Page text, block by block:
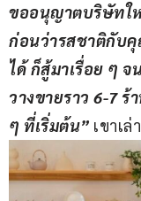
ขออนุญาตบริษัทใ
ก่อนว่ารสชาติกับคุ
ได้ ก็สู้มาเรื่อย ๆ
วางขายราว 6-7 ร้
ๆ ที่เริ่มต้น” เขาเ